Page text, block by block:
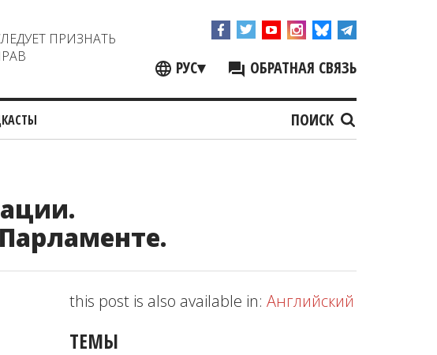
ПРИЗНАТЬ
РУС▾ ОБРАТНАЯ СВЯЗЬ
ПОИСК
this post is also available in: Английский
ТЕМЫ